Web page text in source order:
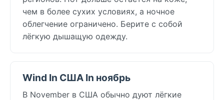
чем в более сухих условиях, а ночное
облегчение ограничено. Берите с собой
лёгкую дышащую одежду.
Wind In США In ноябрь
В November в США обычно дуют лёгкие